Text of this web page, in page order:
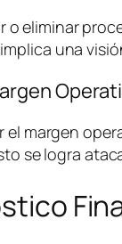
o eliminar
una
el margen
se logra